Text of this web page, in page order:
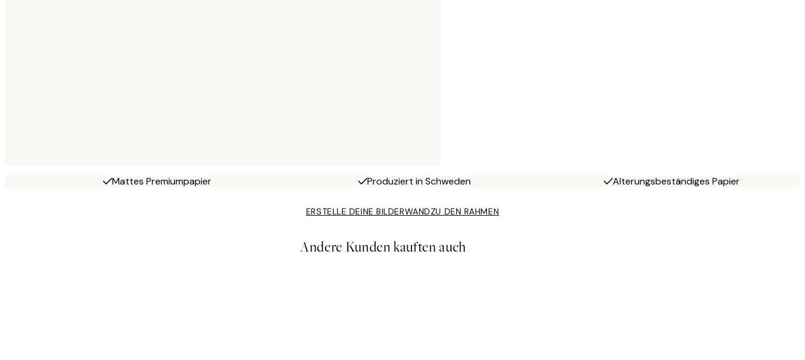
Mattes Premiumpapier Produziert in Schweden Alterungsbeständiges Papier
ERSTELLE DEINE BILDERWANDZU DEN RAHMEN
Andere Kunden kauften auch